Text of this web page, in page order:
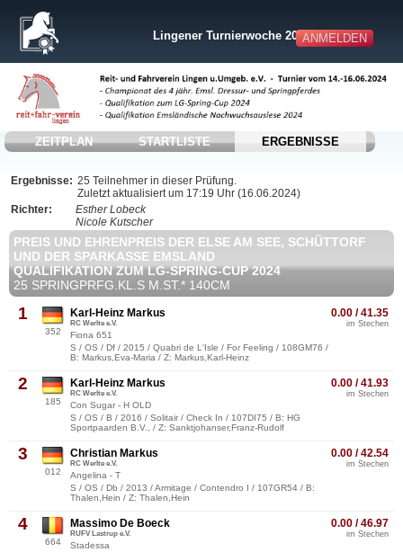
ANMELDEN
Lingener Turnierwoche 2024
ZEITPLAN STARTLISTE ERGEBNISSE
Ergebnisse: 25 Teilnehmer in dieser Prüfung.
Zuletzt aktualisiert um 17:19 Uhr (16.06.2024)
Richter:
Esther Lobeck
Nicole Kutscher
PREIS UND EHRENPREIS DER ELSE AM SEE, SCHÜTTORF
UND DER SPARKASSE EMSLAND
QUALIFIKATION ZUM LG-SPRING-CUP 2024
25 SPRINGPRFG.KL.S M.ST.* 140CM
1
352
0.00 / 41.35
im Stechen
Karl-Heinz Markus
RC Werlte e.V.
Fiona 651
S / OS / Df / 2015 / Quabri de L'Isle / For Feeling / 108GM76 /
B: Markus,Eva-Maria / Z: Markus,Karl-Heinz
2
185
0.00 / 41.93
im Stechen
Karl-Heinz Markus
RC Werlte e.V.
Con Sugar - H OLD
S / OS / B / 2016 / Solitair / Check In / 107DI75 / B: HG
Sportpaarden B.V., / Z: Sanktjohanser,Franz-Rudolf
3
012
0.00 / 42.54
im Stechen
Christian Markus
RC Werlte e.V.
Angelina - T
S / OS / Db / 2013 / Armitage / Contendro I / 107GR54 / B:
Thalen,Hein / Z: Thalen,Hein
4
664
0.00 / 46.97
im Stechen
Massimo De Boeck
RUFV Lastrup e.V.
Stadessa